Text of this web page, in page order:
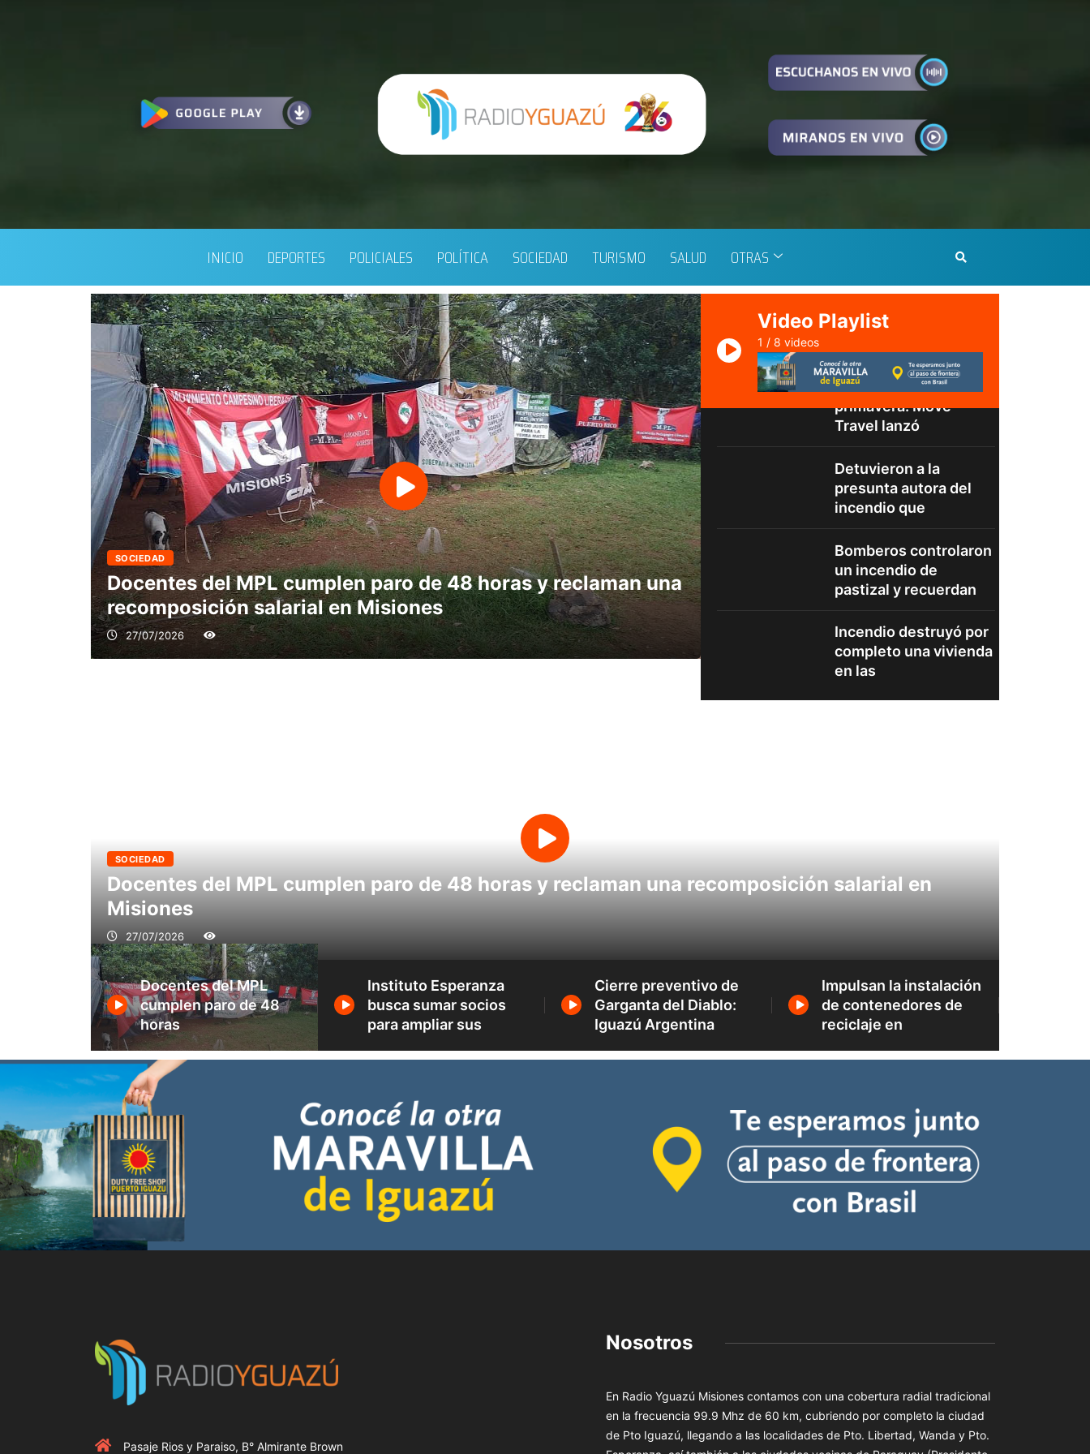
INICIO DEPORTES POLICIALES POLÍTICA SOCIEDAD TURISMO SALUD OTRAS
SOCIEDAD
Docentes del MPL cumplen paro de 48 horas y reclaman una
recomposición salarial en Misiones
27/07/2026
Video Playlist
1 / 8 videos
Docentes del MPL
cumplen paro de 48
Instituto Esperanza
busca sumar socios
de contenedores de
China y Japón en
primavera: Move
Travel lanzó
Detuvieron a la
presunta autora del
incendio que
Bomberos controlaron
un incendio de
pastizal y recuerdan
Incendio destruyó por
completo una vivienda
en las
SOCIEDAD
Docentes del MPL cumplen paro de 48 horas y reclaman una recomposición salarial en
Misiones
27/07/2026
Docentes del MPL
cumplen paro de 48
horas
Instituto Esperanza
busca sumar socios
para ampliar sus
Cierre preventivo de
Garganta del Diablo:
Iguazú Argentina
Impulsan la instalación
de contenedores de
reciclaje en
Pasaje Rios y Paraiso, B° Almirante Brown
Nosotros
En Radio Yguazú Misiones contamos con una cobertura radial tradicional
en la frecuencia 99.9 Mhz de 60 km, cubriendo por completo la ciudad
de Pto Iguazú, llegando a las localidades de Pto. Libertad, Wanda y Pto.